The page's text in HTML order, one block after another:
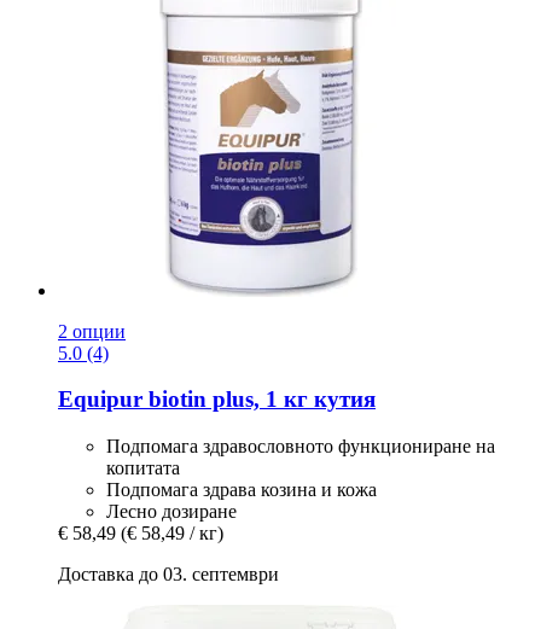
2 опции
5.0 (4)
Equipur biotin plus, 1 кг кутия
Подпомага здравословното функциониране на
копитата
Подпомага здрава козина и кожа
Лесно дозиране
€ 58,49 (€ 58,49 / кг)
Доставка до 03. септември